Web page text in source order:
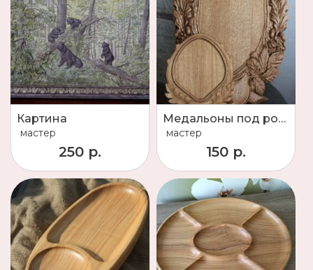
Картина
мастер
250 р.
Медальоны под рога
мастер
150 р.